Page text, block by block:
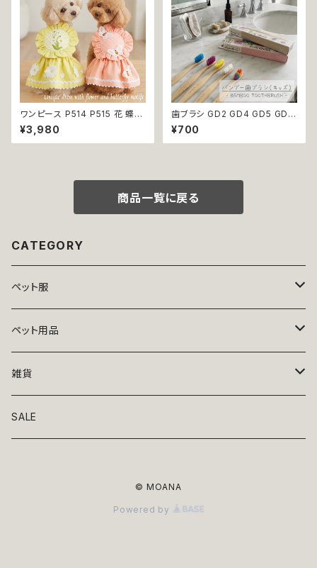
ワンピース P514 P515 花 蝶
ハンドメイド ピンク イエローグ
リーン レース ドッグウェア 春夏
ドッグウエア ドッグ ウェア 犬 猫
の子 小型 おしゃれ かわいい 送
¥3,980
歯ブラシ GD2 GD4 GD5 GD6
GD8 ハンブー歯ブラシ THE H
UMBLE CO.キッズ 子ども バン
ブー 竹 口腔ケア 植物由来原料
¥700
商品一覧に戻る
CATEGORY
ペット服
トップス
ニット
アロハ
ボトムス
ワンピース
ペット用品
ベッド
リード・首輪
雑貨
アート
SALE
© MOANA
Powered by